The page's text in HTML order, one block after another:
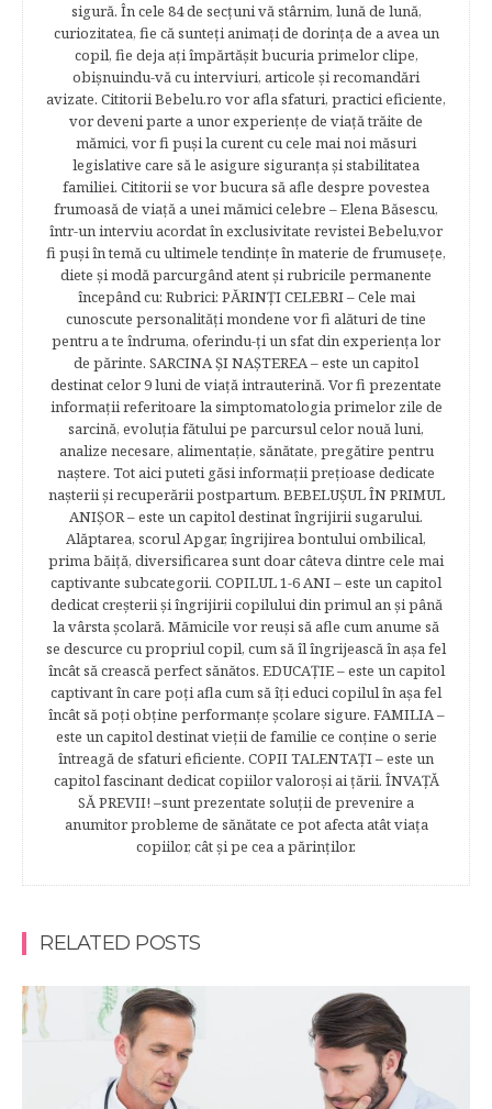
sigură. În cele 84 de secțuni vă stârnim, lună de lună,
curiozitatea, fie că sunteţi animaţi de dorinţa de a avea un
copil, fie deja aţi împărtăşit bucuria primelor clipe,
obişnuindu-vă cu interviuri, articole şi recomandări
avizate. Cititorii Bebelu.ro vor afla sfaturi, practici eficiente,
vor deveni parte a unor experienţe de viaţă trăite de
mămici, vor fi puşi la curent cu cele mai noi măsuri
legislative care să le asigure siguranţa şi stabilitatea
familiei. Cititorii se vor bucura să afle despre povestea
frumoasă de viață a unei mămici celebre – Elena Băsescu,
într-un interviu acordat în exclusivitate revistei Bebelu,vor
fi puşi în temă cu ultimele tendinţe în materie de frumuseţe,
diete şi modă parcurgând atent şi rubricile permanente
începând cu: Rubrici: PĂRINŢI CELEBRI – Cele mai
cunoscute personalităţi mondene vor fi alături de tine
pentru a te îndruma, oferindu-ţi un sfat din experienţa lor
de părinte. SARCINA ŞI NAŞTEREA – este un capitol
destinat celor 9 luni de viaţă intrauterină. Vor fi prezentate
informaţii referitoare la simptomatologia primelor zile de
sarcină, evoluţia fătului pe parcursul celor nouă luni,
analize necesare, alimentaţie, sănătate, pregătire pentru
naştere. Tot aici puteti găsi informaţii preţioase dedicate
naşterii şi recuperării postpartum. BEBELUŞUL ÎN PRIMUL
ANIŞOR – este un capitol destinat îngrijirii sugarului.
Alăptarea, scorul Apgar, îngrijirea bontului ombilical,
prima băiţă, diversificarea sunt doar câteva dintre cele mai
captivante subcategorii. COPILUL 1-6 ANI – este un capitol
dedicat creşterii şi îngrijirii copilului din primul an şi până
la vârsta şcolară. Mămicile vor reuşi să afle cum anume să
se descurce cu propriul copil, cum să îl îngrijească în aşa fel
încât să crească perfect sănătos. EDUCAŢIE – este un capitol
captivant în care poţi afla cum să îţi educi copilul în aşa fel
încât să poţi obţine performanţe şcolare sigure. FAMILIA –
este un capitol destinat vieţii de familie ce conţine o serie
întreagă de sfaturi eficiente. COPII TALENTAŢI – este un
capitol fascinant dedicat copiilor valoroși ai țării. ÎNVAŢĂ
SĂ PREVII! –sunt prezentate soluţii de prevenire a
anumitor probleme de sănătate ce pot afecta atât viaţa
copiilor, cât şi pe cea a părinţilor.
RELATED POSTS